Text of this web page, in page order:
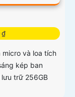
₫
micro và loa tích
kép ban
lưu trữ 256GB